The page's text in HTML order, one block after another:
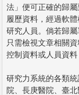
法」便可正確的歸
履歷資料，經過軟
研究人員。倘若歸
只需檢視文章相關
控制資料或人員資料
研究力系統的各類
院、長庚醫院、臺